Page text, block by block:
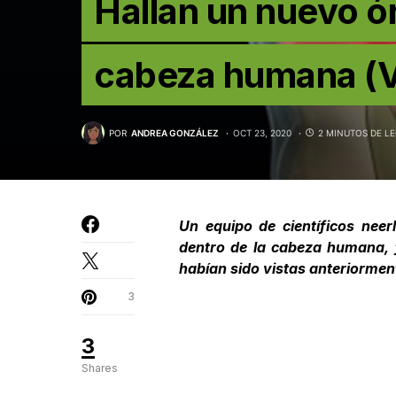
Hallan un nuevo
cabeza humana
POR ANDREA GONZÁLEZ OCT 23, 2020 2 MINUTOS DE
3
Shares
3
Un equipo de científicos
dentro de la cabeza
habían sido vistas